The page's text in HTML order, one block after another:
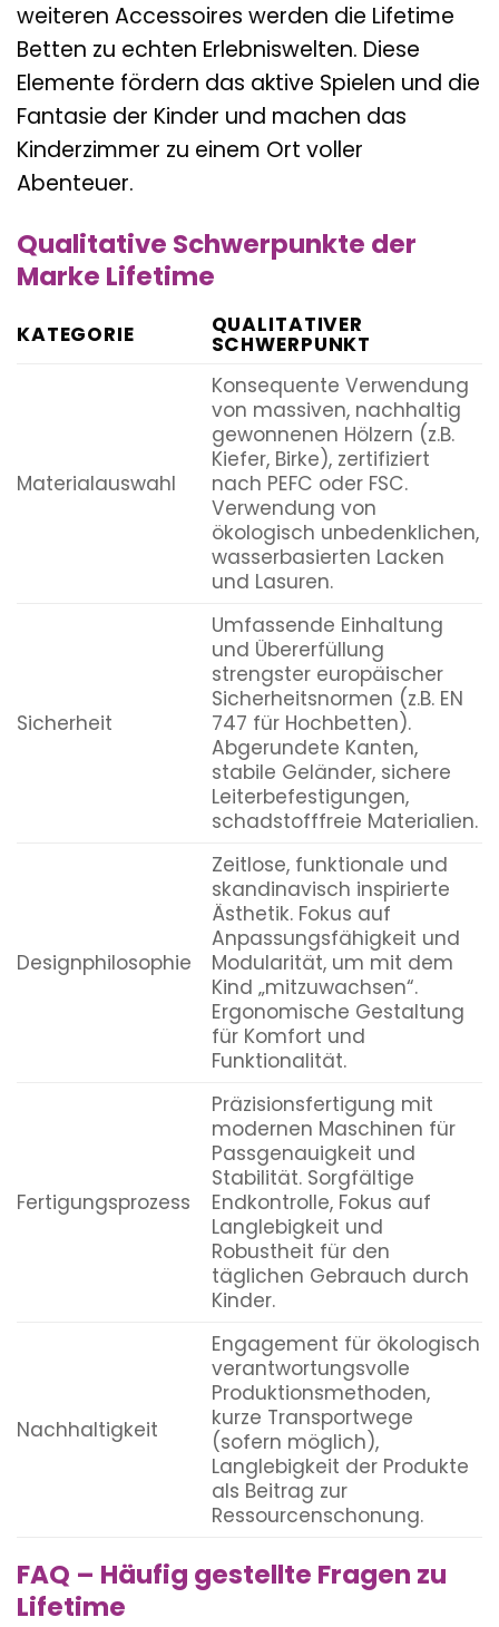
weiteren Accessoires werden die Lifetime
Betten zu echten Erlebniswelten. Diese
Elemente fördern das aktive Spielen und die
Fantasie der Kinder und machen das
Kinderzimmer zu einem Ort voller
Abenteuer.
Qualitative Schwerpunkte der
Marke Lifetime
KATEGORIE QUALITATIVER
SCHWERPUNKT
Materialauswahl
Konsequente Verwendung
von massiven, nachhaltig
gewonnenen Hölzern (z.B.
Kiefer, Birke), zertifiziert
nach PEFC oder FSC.
Verwendung von
ökologisch unbedenklichen,
wasserbasierten Lacken
und Lasuren.
Sicherheit
Umfassende Einhaltung
und Übererfüllung
strengster europäischer
Sicherheitsnormen (z.B. EN
747 für Hochbetten).
Abgerundete Kanten,
stabile Geländer, sichere
Leiterbefestigungen,
schadstofffreie Materialien.
Designphilosophie
Zeitlose, funktionale und
skandinavisch inspirierte
Ästhetik. Fokus auf
Anpassungsfähigkeit und
Modularität, um mit dem
Kind „mitzuwachsen“.
Ergonomische Gestaltung
für Komfort und
Funktionalität.
Fertigungsprozess
Präzisionsfertigung mit
modernen Maschinen für
Passgenauigkeit und
Stabilität. Sorgfältige
Endkontrolle, Fokus auf
Langlebigkeit und
Robustheit für den
täglichen Gebrauch durch
Kinder.
Nachhaltigkeit
Engagement für ökologisch
verantwortungsvolle
Produktionsmethoden,
kurze Transportwege
(sofern möglich),
Langlebigkeit der Produkte
als Beitrag zur
Ressourcenschonung.
FAQ – Häufig gestellte Fragen zu
Lifetime